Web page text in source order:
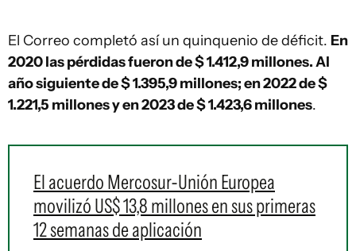
El Correo completó así un quinquenio de déficit. En
2020 las pérdidas fueron de $ 1.412,9 millones. Al
año siguiente de $ 1.395,9 millones; en 2022 de $
1.221,5 millones y en 2023 de $ 1.423,6 millones.
El acuerdo Mercosur-Unión Europea
movilizó US$ 13,8 millones en sus primeras
12 semanas de aplicación